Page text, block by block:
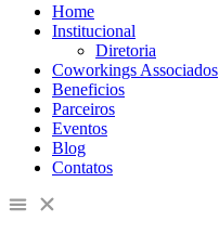
Home
Institucional
Diretoria
Coworkings Associados
Beneficios
Parceiros
Eventos
Blog
Contatos